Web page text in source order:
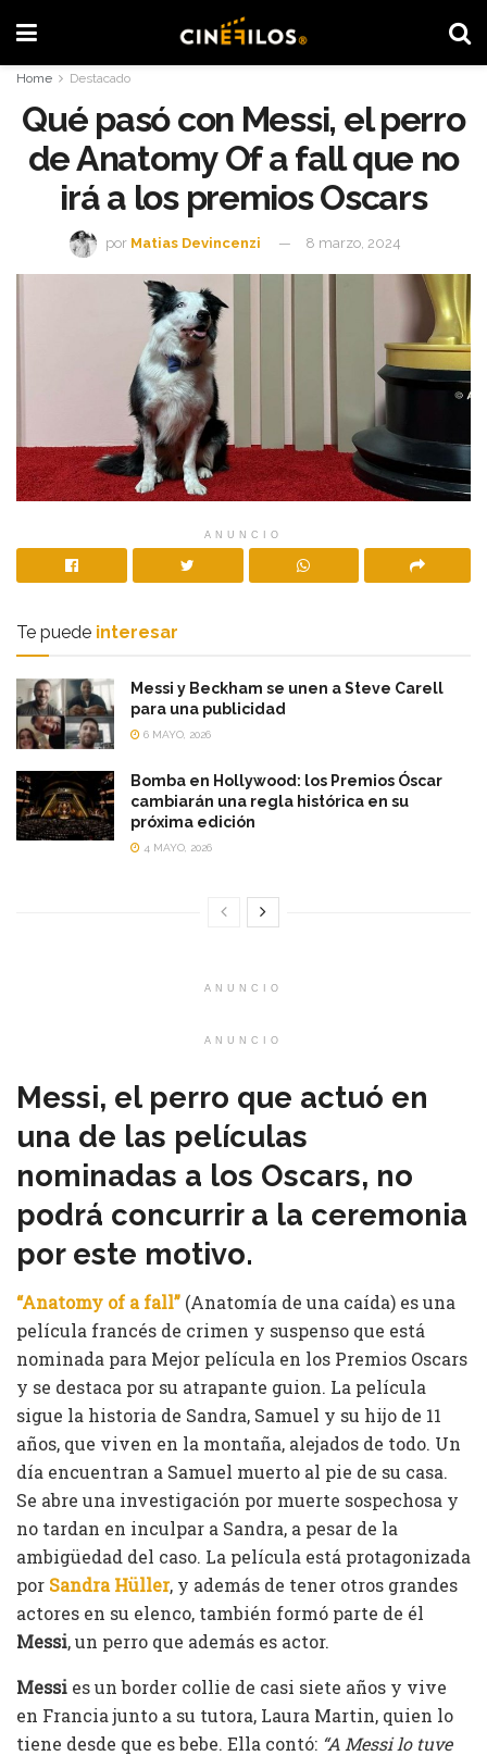
Home Destacado
Qué pasó con Messi, el perro
de Anatomy Of a fall que no
irá a los premios Oscars
por Matias Devincenzi 8 marzo, 2024
ANUNCIO
Te puede interesar
Messi y Beckham se unen a Steve Carell
para una publicidad
6 MAYO, 2026
Bomba en Hollywood: los Premios Óscar
cambiarán una regla histórica en su
próxima edición
4 MAYO, 2026
ANUNCIO
ANUNCIO
Messi, el perro que actuó en
una de las películas
nominadas a los Oscars, no
podrá concurrir a la ceremonia
por este motivo.
“Anatomy of a fall” (Anatomía de una caída) es una
película francés de crimen y suspenso que está
nominada para Mejor película en los Premios Oscars
y se destaca por su atrapante guion. La película
sigue la historia de Sandra, Samuel y su hijo de 11
años, que viven en la montaña, alejados de todo. Un
día encuentran a Samuel muerto al pie de su casa.
Se abre una investigación por muerte sospechosa y
no tardan en inculpar a Sandra, a pesar de la
ambigüedad del caso. La película está protagonizada
por Sandra Hüller, y además de tener otros grandes
actores en su elenco, también formó parte de él
Messi, un perro que además es actor.
Messi es un border collie de casi siete años y vive
en Francia junto a su tutora, Laura Martin, quien lo
tiene desde que es bebe. Ella contó: “A Messi lo tuve